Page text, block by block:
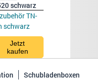
schwarz
TN-
schwarz
Jetzt
kaufen
Schubladenboxen